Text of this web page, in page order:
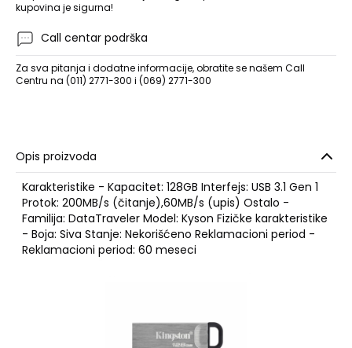
kupovina je sigurna!
Call centar podrška
Za sva pitanja i dodatne informacije, obratite se našem Call
Centru na (011) 2771-300 i (069) 2771-300
Opis proizvoda
Karakteristike - Kapacitet: 128GB Interfejs: USB 3.1 Gen 1
Protok: 200MB/s (čitanje),60MB/s (upis) Ostalo -
Familija: DataTraveler Model: Kyson Fizičke karakteristike
- Boja: Siva Stanje: Nekorišćeno Reklamacioni period -
Reklamacioni period: 60 meseci